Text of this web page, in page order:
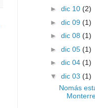
► dic 10 (2)
► dic 09 (1)
► dic 08 (1)
► dic 05 (1)
► dic 04 (1)
▼ dic 03 (1)
Nomás